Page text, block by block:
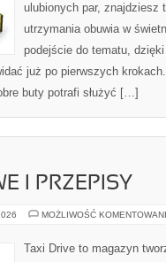
ulubionych par, znajdziesz
utrzymania obuwia w
podejście do tematu,
już po pierwszych
buty potrafi służyć […]
I PRZEPISY
MOŻLIWOŚĆ
Taxi Drive to magazyn